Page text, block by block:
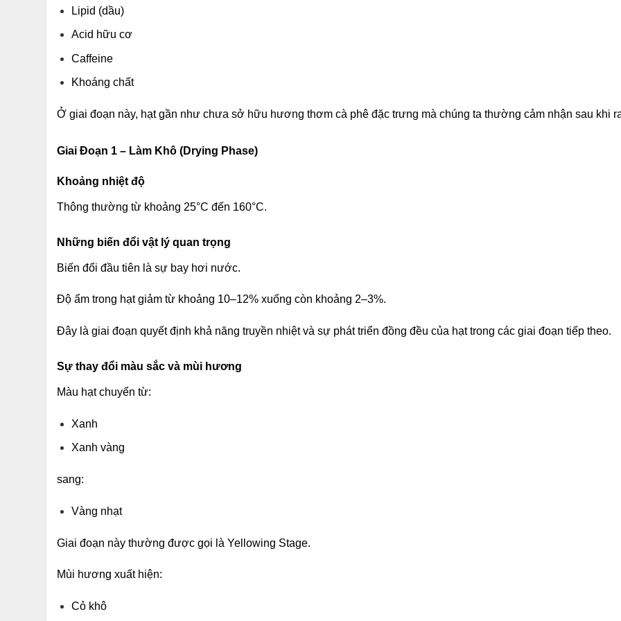
Lipid (dầu)
Acid hữu cơ
Caffeine
Khoáng chất
Ở giai đoạn này, hạt gần như chưa sở hữu hương thơm cà phê đặc trưng mà chúng ta thường cảm nhận sau khi
Giai Đoạn 1 – Làm Khô (Drying Phase)
Khoảng nhiệt độ
Thông thường từ khoảng 25°C đến 160°C.
Những biến đổi vật lý quan trọng
Biến đổi đầu tiên là sự bay hơi nước.
Độ ẩm trong hạt giảm từ khoảng 10–12% xuống còn khoảng 2–3%.
Đây là giai đoạn quyết định khả năng truyền nhiệt và sự phát triển đồng đều của hạt trong các giai đoạn tiếp theo.
Sự thay đổi màu sắc và mùi hương
Màu hạt chuyển từ:
Xanh
Xanh vàng
sang:
Vàng nhạt
Giai đoạn này thường được gọi là Yellowing Stage.
Mùi hương xuất hiện:
Cỏ khô